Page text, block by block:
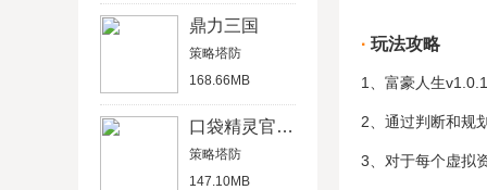
鼎力三国
策略塔防
168.66MB
口袋精灵官网版
策略塔防
147.10MB
玩法攻略
1、富豪人生
2、通过判断和规
3、对于每个虚拟